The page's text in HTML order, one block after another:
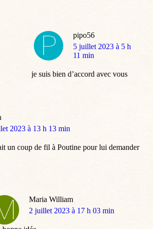
pipo56
dit
:
5 juillet 2023 à 5 h
11 min
je suis bien d’accord avec vous
2023 à 13 h 13 min
un coup de fil à Poutine pour lui demander
Maria William
dit
2 juillet 2023 à 17 h 03 min